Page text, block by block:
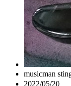
musicman
2022/05/20